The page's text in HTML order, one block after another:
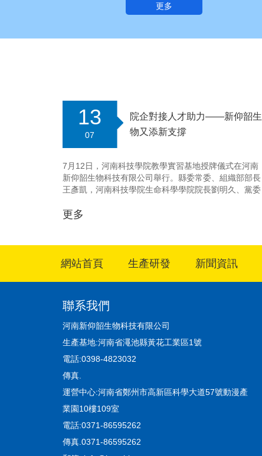
更多
13
07
院企對接人才助力——新仰韶生
物又添新支撐
7月12日，河南科技學院教學實習基地授牌儀式在河南
新仰韶生物科技有限公司舉行。縣委常委、組織部部長
王彥凱，河南科技學院生命科學學院院長劉明久、黨委
更多
網站首頁 生產研發 新聞資訊
聯系我們
河南新仰韶生物科技有限公司
生產基地:河南省澠池縣黃花工業區1號
電話:0398-4823032
傳真.
運營中心:河南省鄭州市高新區科學大道57號動漫產
業園10樓109室
電話:0371-86595262
傳真.0371-86595262